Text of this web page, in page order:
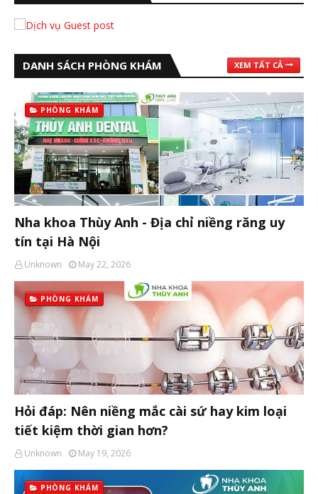
DANH SÁCH PHÒNG KHÁM XEM TẤT CẢ
PHÒNG KHÁM
Nha khoa Thùy Anh - Địa chỉ niềng răng uy
tín tại Hà Nội
Unknown May 22, 2026
PHÒNG KHÁM
Hỏi đáp: Nên niềng mắc cài sứ hay kim loại
tiết kiệm thời gian hơn?
Unknown May 19, 2026
PHÒNG KHÁM